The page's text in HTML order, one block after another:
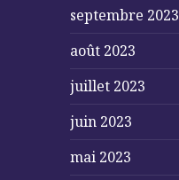
septembre 2023
août 2023
juillet 2023
juin 2023
mai 2023